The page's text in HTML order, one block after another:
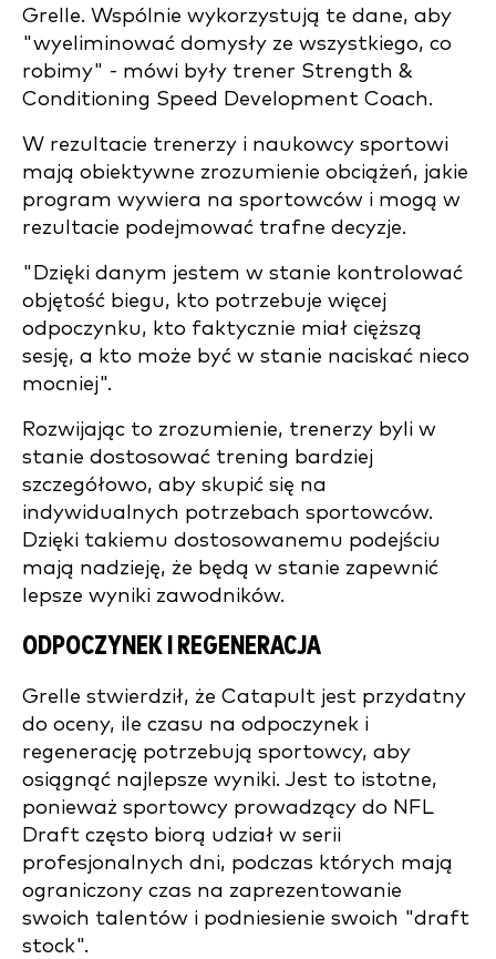
Grelle. Wspólnie wykorzystują te dane, aby
"wyeliminować domysły ze wszystkiego, co
robimy" - mówi były trener Strength &
Conditioning Speed Development Coach.
W rezultacie trenerzy i naukowcy sportowi
mają obiektywne zrozumienie obciążeń, jakie
program wywiera na sportowców i mogą w
rezultacie podejmować trafne decyzje.
"Dzięki danym jestem w stanie kontrolować
objętość biegu, kto potrzebuje więcej
odpoczynku, kto faktycznie miał cięższą
sesję, a kto może być w stanie naciskać nieco
mocniej".
Rozwijając to zrozumienie, trenerzy byli w
stanie dostosować trening bardziej
szczegółowo, aby skupić się na
indywidualnych potrzebach sportowców.
Dzięki takiemu dostosowanemu podejściu
mają nadzieję, że będą w stanie zapewnić
lepsze wyniki zawodników.
ODPOCZYNEK I REGENERACJA
Grelle stwierdził, że Catapult jest przydatny
do oceny, ile czasu na odpoczynek i
regenerację potrzebują sportowcy, aby
osiągnąć najlepsze wyniki. Jest to istotne,
ponieważ sportowcy prowadzący do NFL
Draft często biorą udział w serii
profesjonalnych dni, podczas których mają
ograniczony czas na zaprezentowanie
swoich talentów i podniesienie swoich "draft
stock".